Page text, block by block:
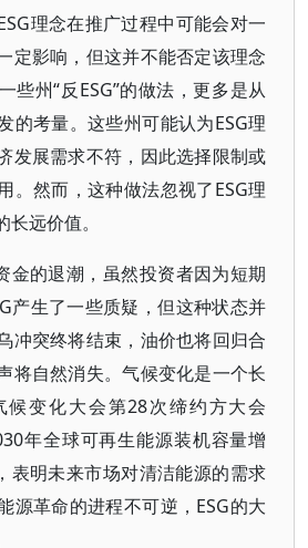
理念在推广过程中可能会对一
定影响，但这并不能否定该理念
些州“反ESG”的做法，更多是从
的考量。这些州可能认为ESG理
发展需求不符，因此选择限制或
。然而，这种做法忽视了ESG理
远价值。
金的退潮，虽然投资者因为短期
产生了一些质疑，但这种状态并
冲突终将结束，油价也将回归合
将自然消失。气候变化是一个长
候变化大会第28次缔约方大会
年全球可再生能源装机容量增
表明未来市场对清洁能源的需求
源革命的进程不可逆，ESG的大